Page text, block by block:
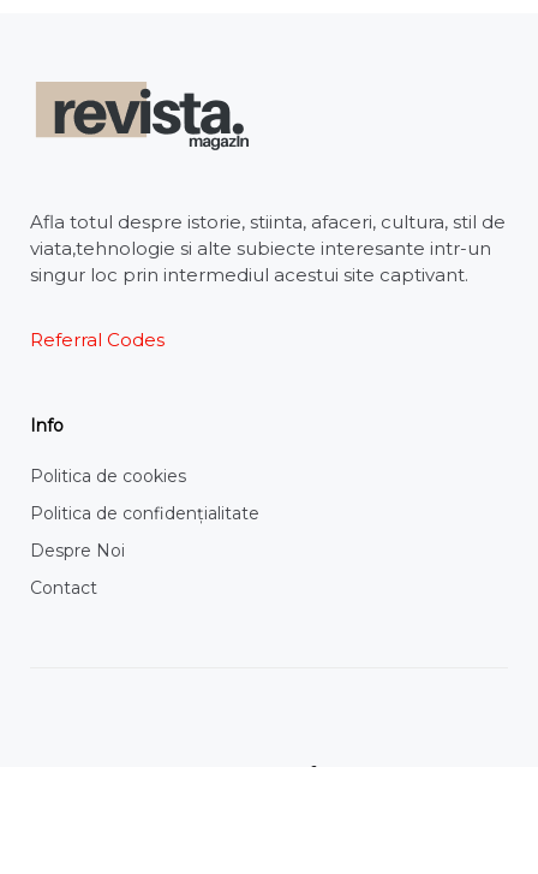
Afla totul despre istorie, stiinta, afaceri, cultura, stil de
viata,tehnologie si alte subiecte interesante intr-un
singur loc prin intermediul acestui site captivant.
Referral Codes
Info
Politica de cookies
Politica de confidențialitate
Despre Noi
Contact